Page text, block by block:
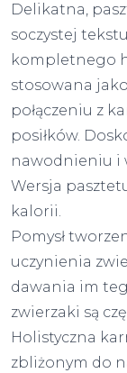
Delikatna,
soczystej
kompletnego
stosowana
połączeniu z
posiłków.
nawodnieniu i
Wersja
kalorii.
Pomysł
uczynienia
dawania im
zwierzaki są
Holistyczna
zbliżonym do